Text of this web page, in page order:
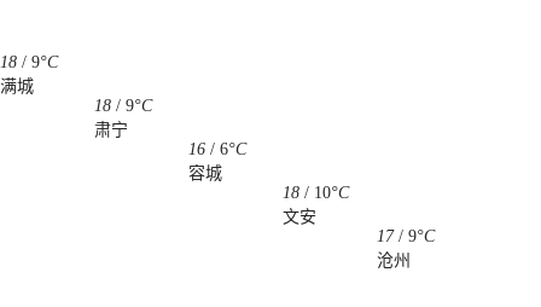
18 / 9°C
满城
18 / 9°C
肃宁
16 / 6°C
容城
18 / 10°C
文安
17 / 9°C
沧州